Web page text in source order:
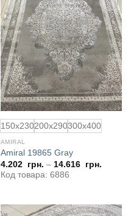
Добавить
в
избранное
150x230200x290300x400
AMIRAL
Amiral 19865 Gray
4.202 грн. – 14.616 грн.
Код товара: 6886